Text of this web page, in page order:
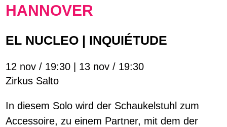
HANNOVER
EL NUCLEO | INQUIÉTUDE
12 nov / 19:30 | 13 nov / 19:30
Zirkus Salto
In diesem Solo wird der Schaukelstuhl zum
Accessoire, zu einem Partner, mit dem der